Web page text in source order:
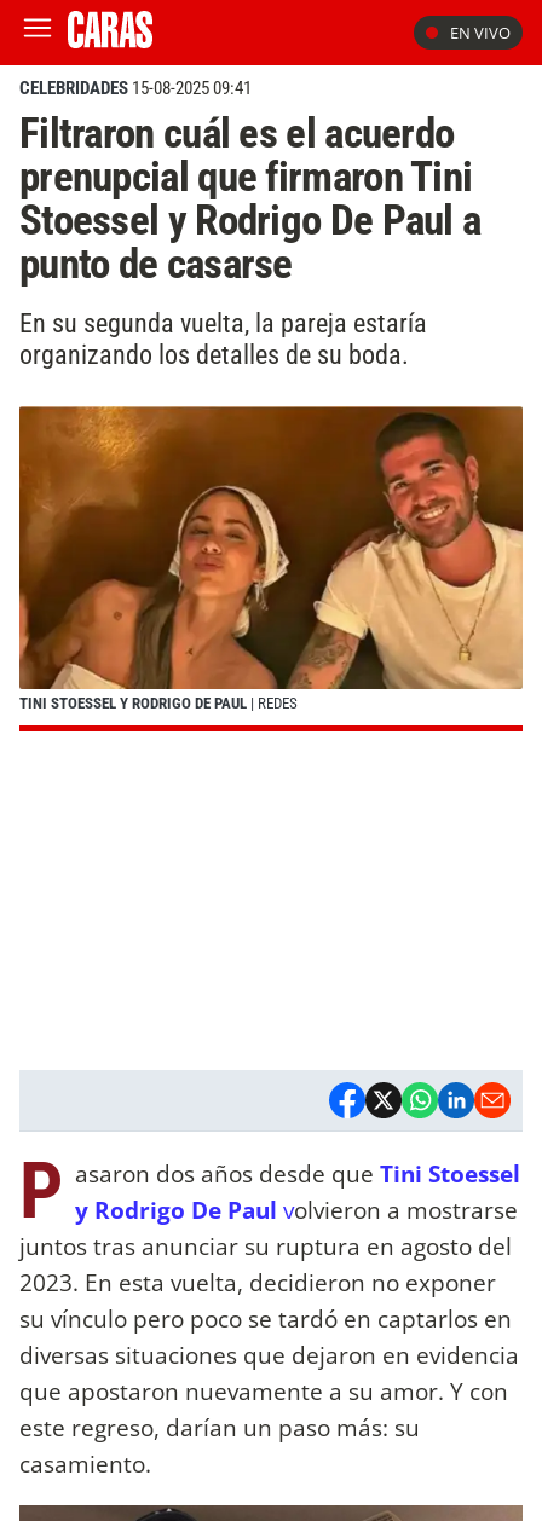
EN VIVO
CELEBRIDADES 15-08-2025 09:41
Filtraron cuál es el acuerdo
prenupcial que firmaron Tini
Stoessel y Rodrigo De Paul a
punto de casarse
En su segunda vuelta, la pareja estaría
organizando los detalles de su boda.
TINI STOESSEL Y RODRIGO DE PAUL | REDES
P asaron dos años desde que Tini Stoessel
y Rodrigo De Paul volvieron a mostrarse
juntos tras anunciar su ruptura en agosto del
2023. En esta vuelta, decidieron no exponer
su vínculo pero poco se tardó en captarlos en
diversas situaciones que dejaron en evidencia
que apostaron nuevamente a su amor. Y con
este regreso, darían un paso más: su
casamiento.